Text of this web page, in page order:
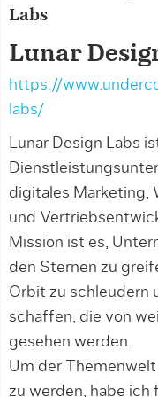
Labs
Lunar
https://
labs/
Lunar Design Labs
digitales Marketing,
und
Mission ist es,
den Sternen zu
Orbit zu schleudern
schaffen, die von
gesehen werden.
Um der
zu werden, habe ich